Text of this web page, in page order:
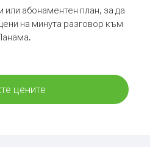
или абонаментен план, за да
на минута разговор към
цените